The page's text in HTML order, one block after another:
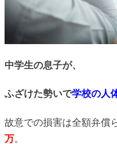
中学生の息子が、
ふざけた勢いで学校の人
故意での損害は全額弁償
万。